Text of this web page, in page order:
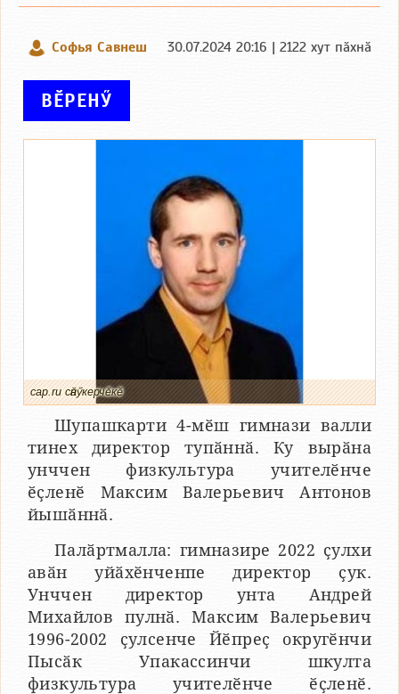
Софья Савнеш 30.07.2024 20:16 | 2122 хут пӑхнӑ
ВӖРЕНӲ
cap.ru сӑнӳкерчӗкӗ
Шупашкарти 4-мӗш гимнази валли
тинех директор тупӑннӑ. Ку вырӑна
унччен физкультура учителӗнче
ӗҫленӗ Максим Валерьевич Антонов
йышӑннӑ.
Палӑртмалла: гимназире 2022 ҫулхи
авӑн уйӑхӗнченпе директор ҫук.
Унччен директор унта Андрей
Михайлов пулнӑ. Максим Валерьевич
1996-2002 ҫулсенче Йӗпреҫ округӗнчи
Пысӑк Упакассинчи шкулта
физкультура учителӗнче ӗҫленӗ.